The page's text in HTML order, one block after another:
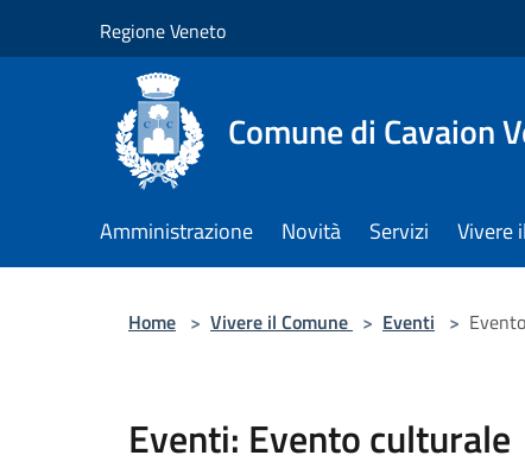
Regione Veneto
Comune di Cavaion
Amministrazione Novità Servizi Vivere
Home > Vivere il Comune > Eventi >
Eventi: Evento culturale